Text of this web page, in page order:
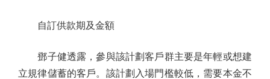
自訂供款期及金額
鄧子健透露，參與該計劃客戶群主要是年輕或想建
立規律儲蓄的客戶。該計劃入場門檻較低，需要本金不